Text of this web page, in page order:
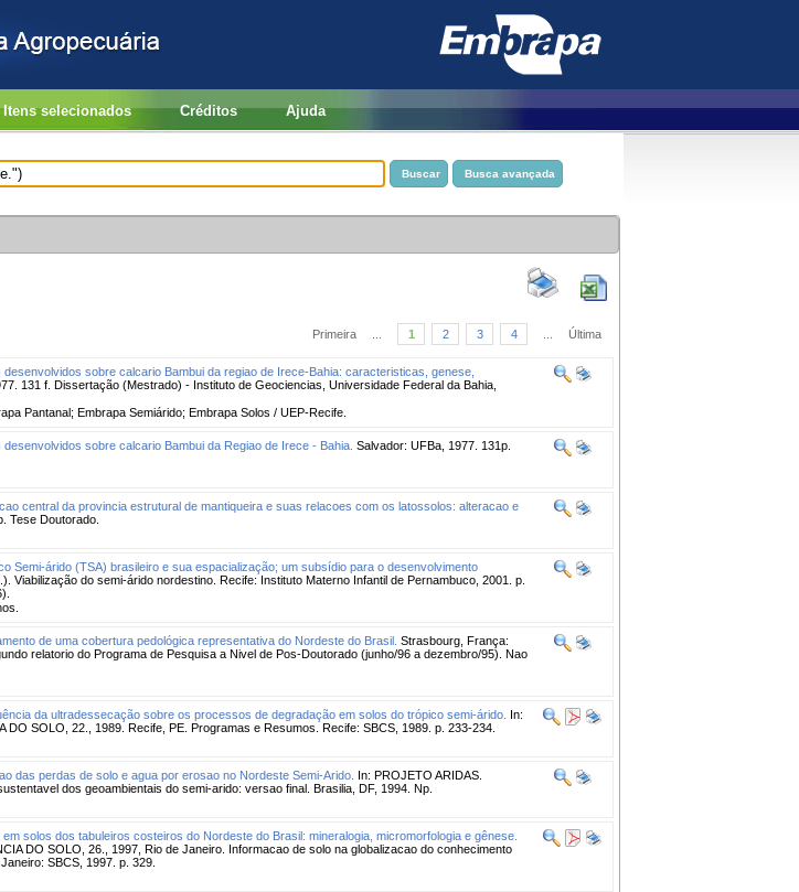
Itens selecionados Créditos Ajuda
Primeira 1 2 3 4 Última
sobre calcario Bambui da regiao de Irece-Bahia: caracteristicas, genese,
131 f. Dissertação (Mestrado) - Instituto de Geociencias, Universidade Federal da Bahia,
Pantanal; Embrapa Semiárido; Embrapa Solos / UEP-Recife.
sobre calcario Bambui da Regiao de Irece - Bahia. Salvador: UFBa, 1977. 131p.
central da provincia estrutural de mantiqueira e suas relacoes com os latossolos: alteracao e
Tese Doutorado.
Semi-árido (TSA) brasileiro e sua espacialização; um subsídio para o desenvolvimento
Viabilização do semi-árido nordestino. Recife: Instituto Materno Infantil de Pernambuco, 2001. p.
de uma cobertura pedológica representativa do Nordeste do Brasil. Strasbourg, França:
relatorio do Programa de Pesquisa a Nivel de Pos-Doutorado (junho/96 a dezembro/95). Nao
da ultradessecação sobre os processos de degradação em solos do trópico semi-árido. In:
DO SOLO, 22., 1989. Recife, PE. Programas e Resumos. Recife: SBCS, 1989. p. 233-234.
das perdas de solo e agua por erosao no Nordeste Semi-Arido. In: PROJETO ARIDAS.
dos geoambientais do semi-arido: versao final. Brasilia, DF, 1994. Np.
em solos dos tabuleiros costeiros do Nordeste do Brasil: mineralogia, micromorfologia e gênese.
DO SOLO, 26., 1997, Rio de Janeiro. Informacao de solo na globalizacao do conhecimento
SBCS, 1997. p. 329.